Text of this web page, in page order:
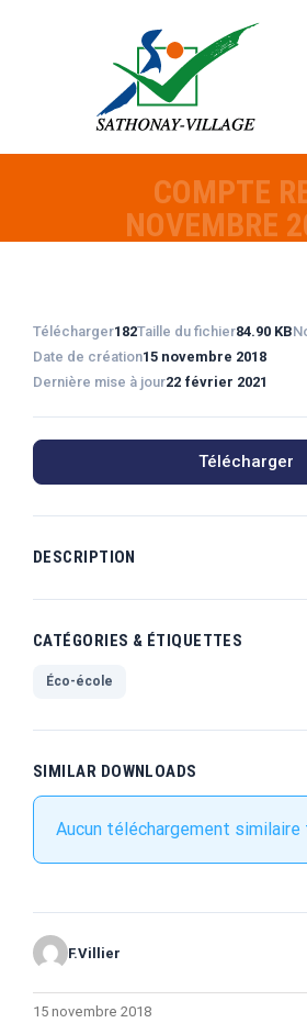
COMPTE
NOVEMBRE
Télécharger182Taille du fichier84.90 KB
Date de création15 novembre 2018
Dernière mise à jour22 février 2021
Télécharger
DESCRIPTION
CATÉGORIES & ÉTIQUETTES
Éco-école
SIMILAR DOWNLOADS
Aucun téléchargement similaire
F.Villier
15 novembre 2018